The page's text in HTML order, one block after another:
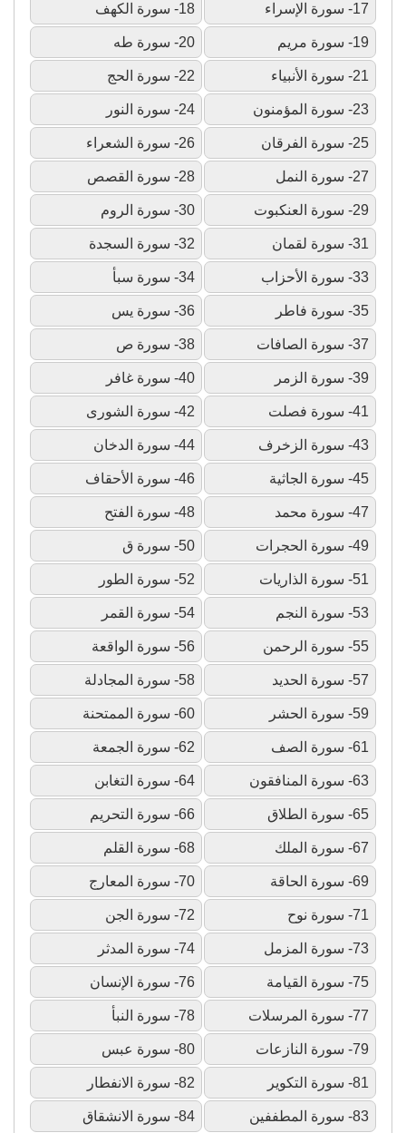
17- سورة الإسراء 18- سورة الكهف
19- سورة مريم 20- سورة طه
21- سورة الأنبياء 22- سورة الحج
23- سورة المؤمنون 24- سورة النور
25- سورة الفرقان 26- سورة الشعراء
27- سورة النمل 28- سورة القصص
29- سورة العنكبوت 30- سورة الروم
31- سورة لقمان 32- سورة السجدة
33- سورة الأحزاب 34- سورة سبأ
35- سورة فاطر 36- سورة يس
37- سورة الصافات 38- سورة ص
39- سورة الزمر 40- سورة غافر
41- سورة فصلت 42- سورة الشورى
43- سورة الزخرف 44- سورة الدخان
45- سورة الجاثية 46- سورة الأحقاف
47- سورة محمد 48- سورة الفتح
49- سورة الحجرات 50- سورة ق
51- سورة الذاريات 52- سورة الطور
53- سورة النجم 54- سورة القمر
55- سورة الرحمن 56- سورة الواقعة
57- سورة الحديد 58- سورة المجادلة
59- سورة الحشر 60- سورة الممتحنة
61- سورة الصف 62- سورة الجمعة
63- سورة المنافقون 64- سورة التغابن
65- سورة الطلاق 66- سورة التحريم
67- سورة الملك 68- سورة القلم
69- سورة الحاقة 70- سورة المعارج
71- سورة نوح 72- سورة الجن
73- سورة المزمل 74- سورة المدثر
75- سورة القيامة 76- سورة الإنسان
77- سورة المرسلات 78- سورة النبأ
79- سورة النازعات 80- سورة عبس
81- سورة التكوير 82- سورة الانفطار
83- سورة المطففين 84- سورة الانشقاق